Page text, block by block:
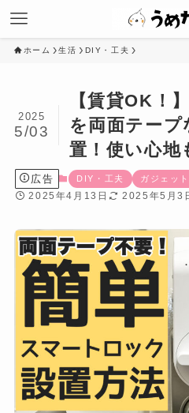
ホーム 生活 DIY・工夫
【賃貸OK！
を両面テー
置！使い心地
2025
5/03
広告 DIY・工夫 ガジェット
2025年4月13日 2025年5月3